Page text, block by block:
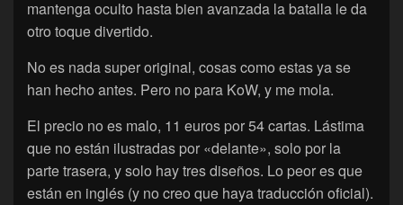
mantenga oculto hasta bien avanzada la batalla le da
otro toque divertido.
No es nada super original, cosas como estas ya se
han hecho antes. Pero no para KoW, y me mola.
El precio no es malo, 11 euros por 54 cartas. Lástima
que no están ilustradas por «delante», solo por la
parte trasera, y solo hay tres diseños. Lo peor es que
están en inglés (y no creo que haya traducción oficial).